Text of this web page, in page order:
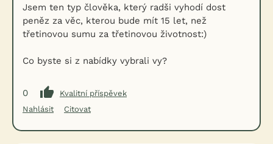
Jsem ten typ člověka, který radši vyhodí dost
peněz za věc, kterou bude mít 15 let, než
třetinovou sumu za třetinovou životnost:)
Co byste si z nabídky vybrali vy?
0
Kvalitní příspěvek
Nahlásit
Citovat